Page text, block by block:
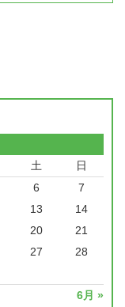
土 日
6月 »
6
7
13
14
20
21
27
28